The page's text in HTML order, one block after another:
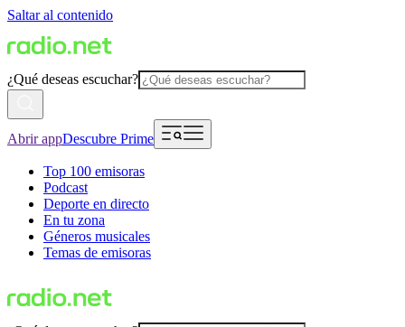
Saltar al contenido
¿Qué deseas escuchar?
Abrir appDescubre Prime
Top 100 emisoras
Podcast
Deporte en directo
En tu zona
Géneros musicales
Temas de emisoras